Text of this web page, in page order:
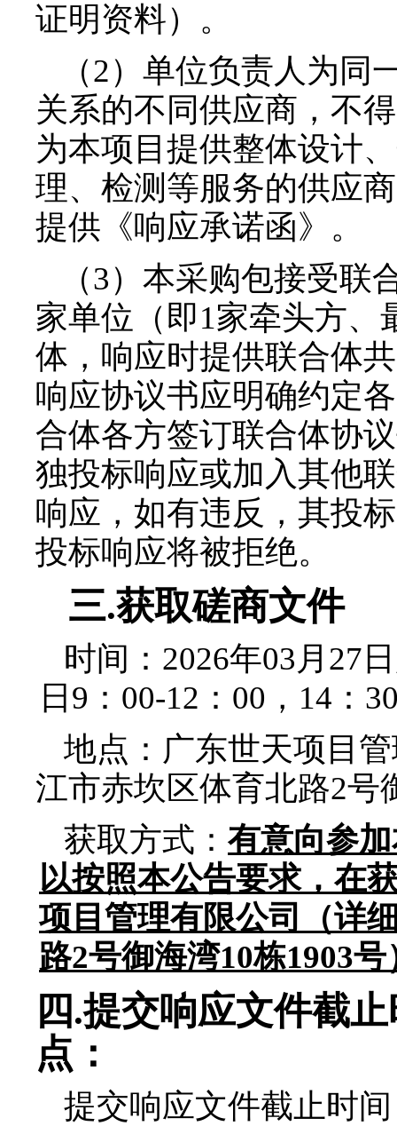
证明资料） 。
（2）单位负责人为
关系的不同供应商，不
为本项目提供整体设计
理、检测等服务的供应
提供 《响应承诺函》 。
（3）本采购包接受联
家单位（即1家牵头方、
体，响应时提供联合体
响应协议书应明确约定
合体各方签订联合体协
独投标响应或加入其他
响应，如有违反，其投
投标响应将被拒绝。
三.获取磋商文件
时间：2026年03月27
日9：00-12：00，14：
地点：广东世天项目
江市赤坎区体育北路2号
获取方式： 有意向参
以按照本公告要求，在
项目管理有限公司（详
路2号御海湾10栋1903号
四.提交响应文件截
点：
提交响应文件截止时